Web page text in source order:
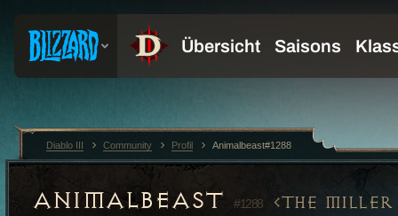
ANIMALBEAST #1288 THE MILLER
Diablo III Community Profil Animalbeast#1288